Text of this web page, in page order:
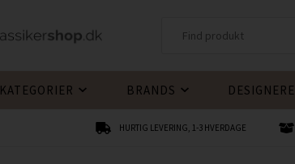
KATEGORIER BRANDS DESIGNERE
HURTIG LEVERING, 1-3 HVERDAGE